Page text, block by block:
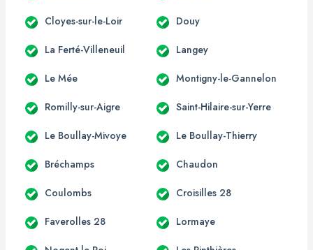
Cloyes-sur-le-Loir Douy
La Ferté-Villeneuil Langey
Le Mée Montigny-le-Gannelon
Romilly-sur-Aigre Saint-Hilaire-sur-Yerre
Le Boullay-Mivoye Le Boullay-Thierry
Bréchamps Chaudon
Coulombs Croisilles 28
Faverolles 28 Lormaye